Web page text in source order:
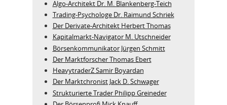
Algo‑Architekt Dr. M. Blankenberg‑Teich
Trading-Psychologe Dr. Raimund Schriek
Der Derivate‑Architekt Herbert Thomas
Kapitalmarkt-Navigator M. Utschneider
Börsenkommunikator Jürgen Schmitt
Der Marktforscher Thomas Ebert
HeavytraderZ Samir Boyardan
Der Marktchronist Jack D. Schwager
Strukturierte Trader Philipp Greineder